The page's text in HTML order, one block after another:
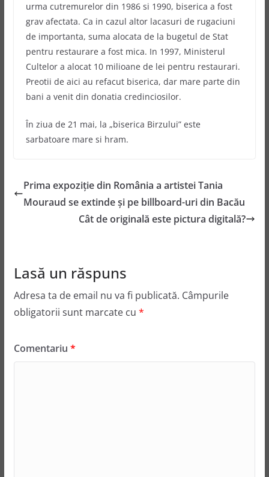
urma cutremurelor din 1986 si 1990, biserica a fost
grav afectata. Ca in cazul altor lacasuri de rugaciuni
de importanta, suma alocata de la bugetul de Stat
pentru restaurare a fost mica. In 1997, Ministerul
Cultelor a alocat 10 milioane de lei pentru restaurari.
Preotii de aici au refacut biserica, dar mare parte din
bani a venit din donatia credinciosilor.
În ziua de 21 mai, la „biserica Birzului” este
sarbatoare mare si hram.
Prima expoziție din România a artistei Tania
Mouraud se extinde și pe billboard-uri din Bacău
Cât de originală este pictura digitală?
Lasă un răspuns
Adresa ta de email nu va fi publicată. Câmpurile
obligatorii sunt marcate cu *
Comentariu *